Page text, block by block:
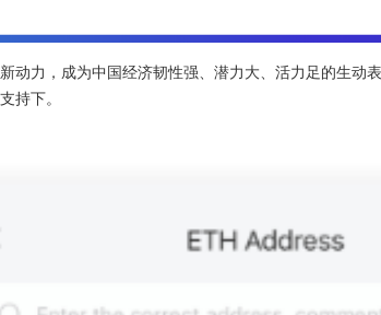
动力，成为中国经济韧性强、潜力大、活力足的生
持下。